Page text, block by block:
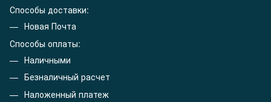
Способы доставки:
Новая Почта
Способы оплаты:
Наличными
Безналичный расчет
Наложенный платеж